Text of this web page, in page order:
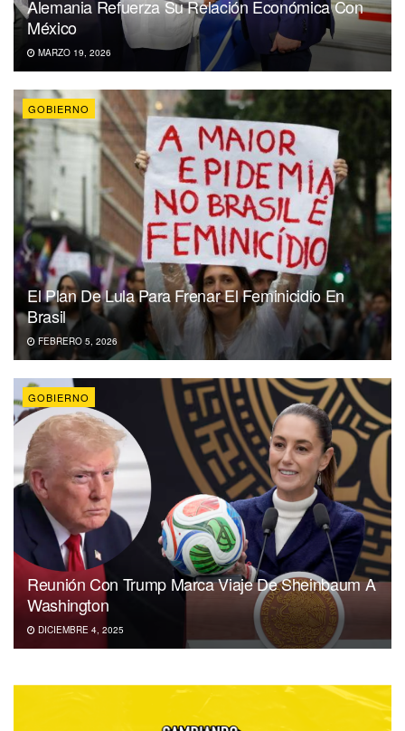
Alemania Refuerza Su Relación Económica Con
México
MARZO 19, 2026
GOBIERNO
El Plan De Lula Para Frenar El Feminicidio En
Brasil
FEBRERO 5, 2026
GOBIERNO
Reunión Con Trump Marca Viaje De Sheinbaum A
Washington
DICIEMBRE 4, 2025